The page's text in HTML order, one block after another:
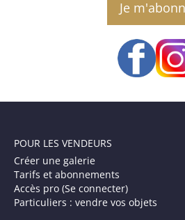
POUR LES VENDEURS
Créer une galerie
Tarifs et abonnements
Accès pro (Se connecter)
Particuliers : vendre vos objets